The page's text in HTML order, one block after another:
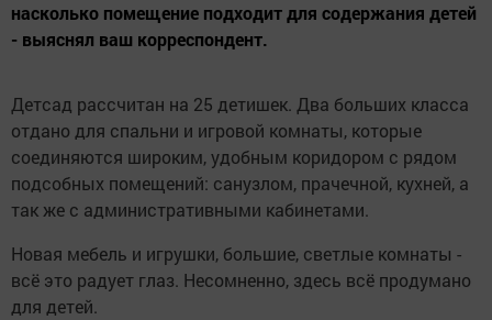
насколько помещение подходит для содержания детей
- выяснял ваш корреспондент.
Детсад рассчитан на 25 детишек. Два больших класса
отдано для спальни и игровой комнаты, которые
соединяются широким, удобным коридором с рядом
подсобных помещений: санузлом, прачечной, кухней, а
так же с административными кабинетами.
Новая мебель и игрушки, большие, светлые комнаты -
всё это радует глаз. Несомненно, здесь всё продумано
для детей.